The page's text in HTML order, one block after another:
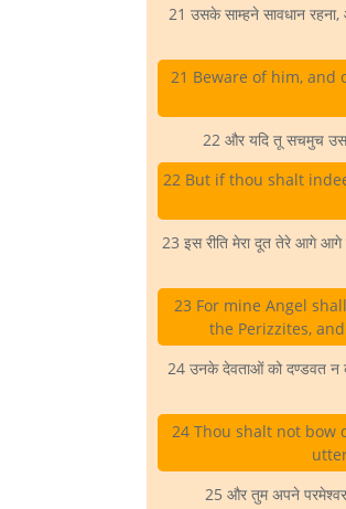
21 उसके साम्हने सावधान रहना,
21 Beware of him, and
22 और यदि तू सचमुच
22 But if thou shalt
23 इस रीति मेरा दूत तेरे आगे आगे
23 For mine Angel
the Perizzites,
24 उनके देवताओं को दण्डवत न
24 Thou shalt not bow
25 और तुम अपने परमेश्वर